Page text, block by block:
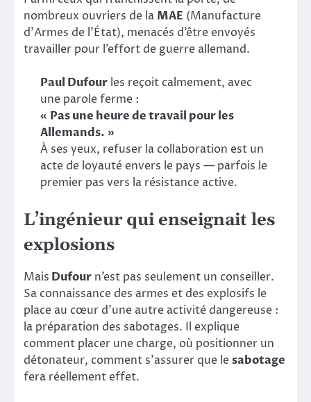
nombreux ouvriers de la MAE (Manufacture
d’Armes de l’État), menacés d’être envoyés
travailler pour l’effort de guerre allemand.
Paul Dufour les reçoit calmement, avec
une parole ferme :
« Pas une heure de travail pour les
Allemands. »
À ses yeux, refuser la collaboration est un
acte de loyauté envers le pays — parfois le
premier pas vers la résistance active.
L’ingénieur qui enseignait les
explosions
Mais Dufour n’est pas seulement un conseiller.
Sa connaissance des armes et des explosifs le
place au cœur d’une autre activité dangereuse :
la préparation des sabotages. Il explique
comment placer une charge, où positionner un
détonateur, comment s’assurer que lesabotage
fera réellement effet.